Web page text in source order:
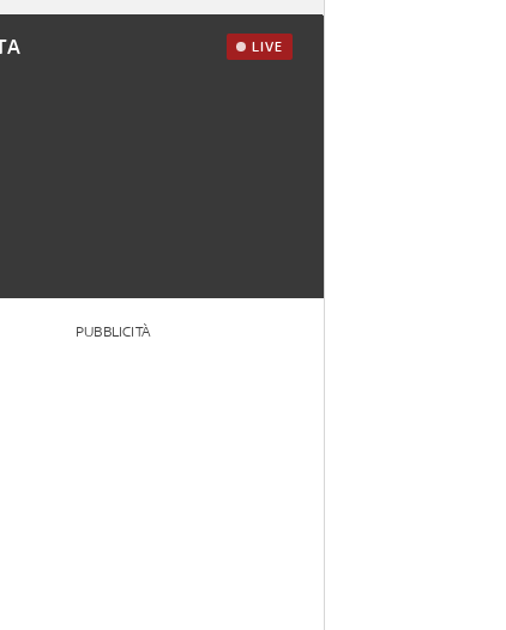
LIVE
PUBBLICITÀ